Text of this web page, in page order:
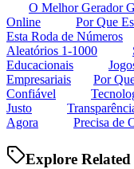
O Melhor Gerador
Online
Por Que
Esta Roda de Números
Aleatórios 1-1000
Educacionais
Empresariais
Por
Confiável
Justo
Agora
Precisa de
Explore Related